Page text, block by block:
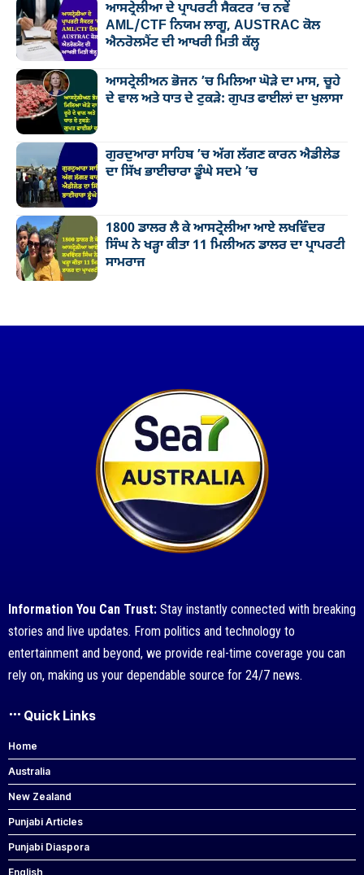
ਆਸਟ੍ਰੇਲੀਆ ਦੇ ਪ੍ਰਾਪਰਟੀ ਸੈਕਟਰ ’ਚ ਨਵੇਂ
AML/CTF ਨਿਯਮ ਲਾਗੂ, AUSTRAC ਕੋਲ
ਐਨਰੋਲਮੈਂਟ ਦੀ ਆਖਰੀ ਮਿਤੀ ਕੱਲ੍ਹ
ਆਸਟ੍ਰੇਲੀਅਨ ਭੋਜਨ ’ਚ ਮਿਲਿਆ ਘੋੜੇ ਦਾ ਮਾਸ, ਚੂਹੇ
ਦੇ ਵਾਲ ਅਤੇ ਧਾਤ ਦੇ ਟੁਕੜੇ: ਗੁਪਤ ਫਾਈਲਾਂ ਦਾ ਖੁਲਾਸਾ
ਗੁਰਦੁਆਰਾ ਸਾਹਿਬ ’ਚ ਅੱਗ ਲੱਗਣ ਕਾਰਨ ਐਡੀਲੇਡ
ਦਾ ਸਿੱਖ ਭਾਈਚਾਰਾ ਡੂੰਘੇ ਸਦਮੇ ’ਚ
1800 ਡਾਲਰ ਲੈ ਕੇ ਆਸਟ੍ਰੇਲੀਆ ਆਏ ਲਖਵਿੰਦਰ
ਸਿੰਘ ਨੇ ਖੜ੍ਹਾ ਕੀਤਾ 11 ਮਿਲੀਅਨ ਡਾਲਰ ਦਾ ਪ੍ਰਾਪਰਟੀ
ਸਾਮਰਾਜ
Information You Can Trust: Stay instantly connected with breaking
stories and live updates. From politics and technology to
entertainment and beyond, we provide real-time coverage you can
rely on, making us your dependable source for 24/7 news.
Quick Links
Home
Australia
New Zealand
Punjabi Articles
Punjabi Diaspora
English